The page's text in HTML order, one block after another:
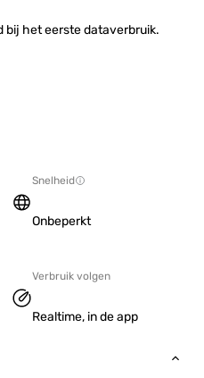
bij het eerste dataverbruik.
Snelheid
Onbeperkt
Verbruik volgen
Realtime, in de app